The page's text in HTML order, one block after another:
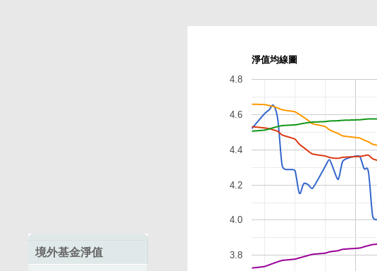
境外基金淨值
淨值均線圖
3.8
4.0
4.2
4.4
4.6
4.8